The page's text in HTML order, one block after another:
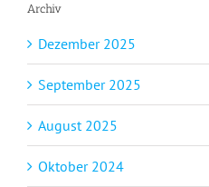
Archiv
Dezember 2025
September 2025
August 2025
Oktober 2024